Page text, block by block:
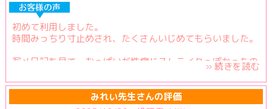
初めて利用しました。
時間みっちり寸止めされ、たくさんいじめてもらいました。
写メ日記を見て、おっぱいが性癖ドストライクっぽかったの
で予約しました。思っていた通り、ドストライクおっぱいだ
ったので、めちゃくちゃ興奮しました！
» 続きを読む
みれい先生さんの評価